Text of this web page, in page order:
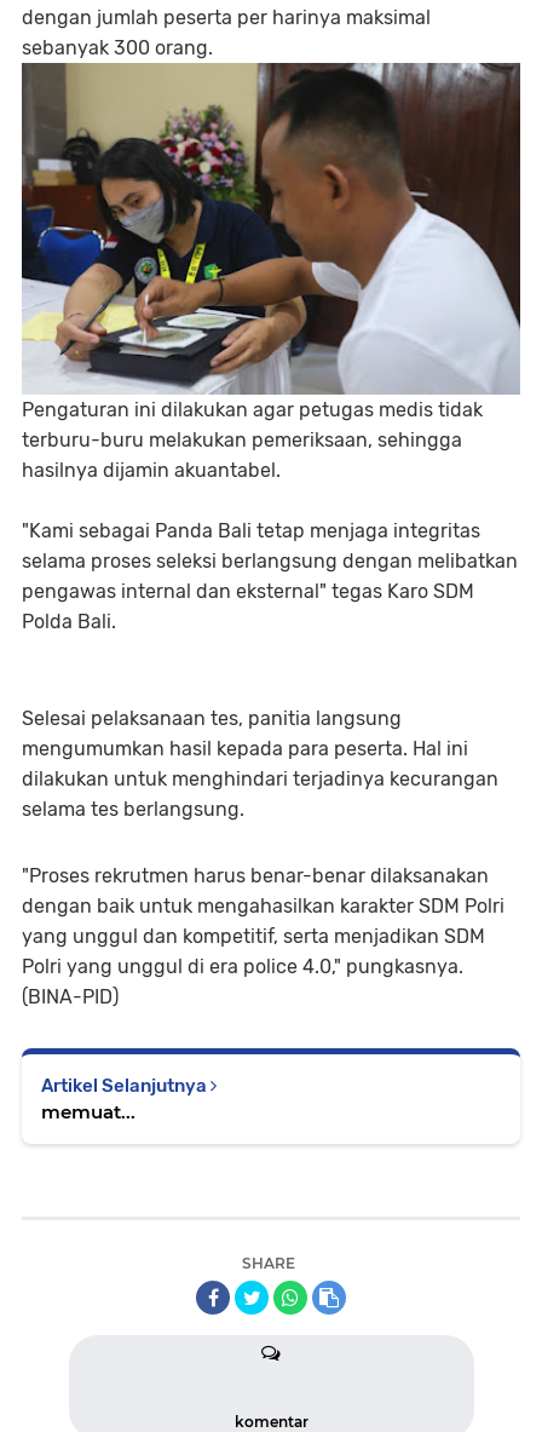
dengan jumlah peserta per harinya maksimal
sebanyak 300 orang.
Pengaturan ini dilakukan agar petugas medis tidak
terburu-buru melakukan pemeriksaan, sehingga
hasilnya dijamin akuantabel.
"Kami sebagai Panda Bali tetap menjaga integritas
selama proses seleksi berlangsung dengan melibatkan
pengawas internal dan eksternal" tegas Karo SDM
Polda Bali.
Selesai pelaksanaan tes, panitia langsung
mengumumkan hasil kepada para peserta. Hal ini
dilakukan untuk menghindari terjadinya kecurangan
selama tes berlangsung.
"Proses rekrutmen harus benar-benar dilaksanakan
dengan baik untuk mengahasilkan karakter SDM Polri
yang unggul dan kompetitif, serta menjadikan SDM
Polri yang unggul di era police 4.0," pungkasnya.
(BINA-PID)
Artikel Selanjutnya
memuat...
SHARE
komentar